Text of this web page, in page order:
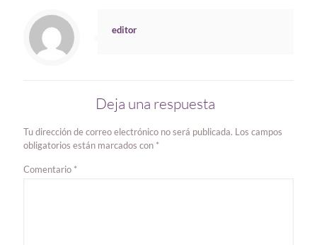
editor
Deja una respuesta
Tu dirección de correo electrónico no será publicada. Los campos
obligatorios están marcados con *
Comentario *